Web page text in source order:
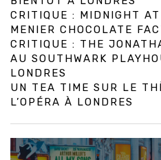
CRITIQUE : MIDNIGHT
MENIER CHOCOLATE
CRITIQUE : THE
AU SOUTHWARK
LONDRES
UN TEA TIME SUR LE
L’OPÉRA À LONDRES